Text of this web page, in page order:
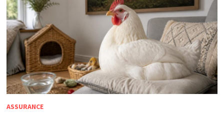
ASSURANCE